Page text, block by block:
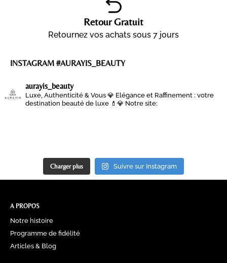
Retour Gratuit
Retournez vos achats sous 7 jours
INSTAGRAM #AURAYIS_BEAUTY
aurayis_beauty
Luxe, Authenticité & Vous 💎 Elégance et Raffinement : votre
destination beauté de luxe 💄💎 Notre site:
Charger plus Suivre sur Instagram
A PROPOS
Notre histoire
Programme de fidélité
Articles & Blog